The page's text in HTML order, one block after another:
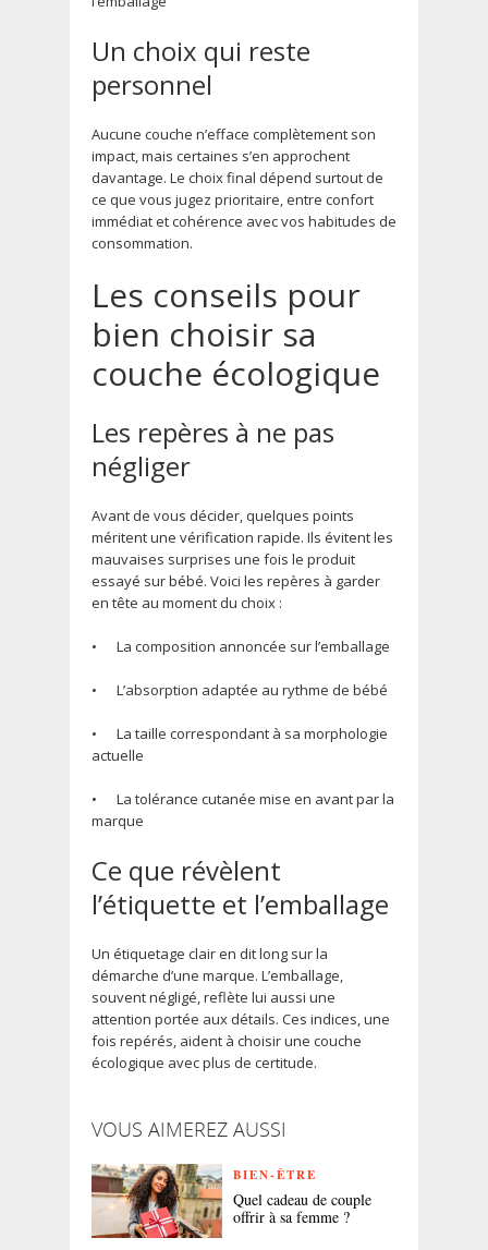
Un choix qui reste
personnel
Aucune couche n’efface complètement son
impact, mais certaines s’en approchent
davantage. Le choix final dépend surtout de
ce que vous jugez prioritaire, entre confort
immédiat et cohérence avec vos habitudes de
consommation.
Les conseils pour
bien choisir sa
couche écologique
Les repères à ne pas
négliger
Avant de vous décider, quelques points
méritent une vérification rapide. Ils évitent les
mauvaises surprises une fois le produit
essayé sur bébé. Voici les repères à garder
en tête au moment du choix :
• La composition annoncée sur l’emballage
• L’absorption adaptée au rythme de bébé
• La taille correspondant à sa morphologie
actuelle
• La tolérance cutanée mise en avant par la
marque
Ce que révèlent
l’étiquette et l’emballage
Un étiquetage clair en dit long sur la
démarche d’une marque. L’emballage,
souvent négligé, reflète lui aussi une
attention portée aux détails. Ces indices, une
fois repérés, aident à choisir une couche
écologique avec plus de certitude.
VOUS AIMEREZ AUSSI
BIEN-ÊTRE
Quel cadeau de couple
offrir à sa femme ?